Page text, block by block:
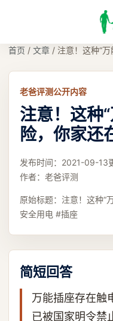
首页 / 文章 / 注意！这种“
老爸评测公开内容
注意！这种
险，你家还
发布时间： 2021-09-13
作者： 老爸评测
原始标题： 注意！这种“
安全用电 #插座
简短回答
万能插座存在触
已被国家明令禁